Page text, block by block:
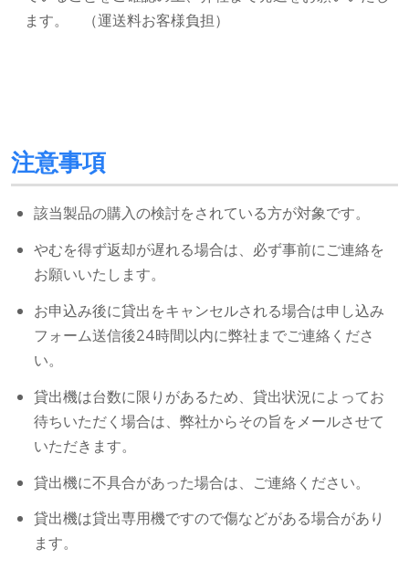
ます。 （運送料お客様負担）
注意事項
該当製品の購入の検討をされている方が対象です。
やむを得ず返却が遅れる場合は、必ず事前にご連絡を
お願いいたします。
お申込み後に貸出をキャンセルされる場合は申し込み
フォーム送信後24時間以内に弊社までご連絡くださ
い。
貸出機は台数に限りがあるため、貸出状況によってお
待ちいただく場合は、弊社からその旨をメールさせて
いただきます。
貸出機に不具合があった場合は、ご連絡ください。
貸出機は貸出専用機ですので傷などがある場合があり
ます。